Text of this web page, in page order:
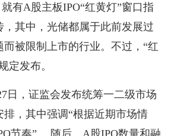
有A股主板IPO“红黄灯”窗口指
，其中，光储都属于此前发展过
被限制上市的行业。不过，“红
定发布。
日，证监会发布统筹一二级市场
，其中强调“根据近期市场情
节奏”。 随后，A股IPO数量和融